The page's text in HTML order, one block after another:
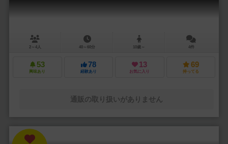
2～4人 40～60分 10歳～ 4件
53
興味あり
78
経験あり
13
お気に入り
69
持ってる
通販の取り扱いがありません